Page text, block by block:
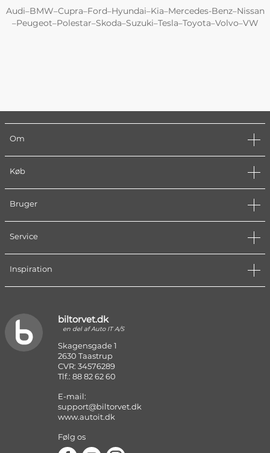
Audi–BMW–Cupra–Ford–Hyundai–Kia–Mercedes-Benz–Nissan
–Peugeot–Polestar–Skoda–Suzuki–Tesla–Toyota–Volvo–VW
Om
Køb
Bruger
Service
Inspiration
biltorvet.dk
en del af Auto IT A/S
Skagensgade 1
2630 Taastrup
CVR: 34576289
Tlf.: 88 82 62 60
E-mail:
support@biltorvet.dk
www.autoit.dk
Følg os